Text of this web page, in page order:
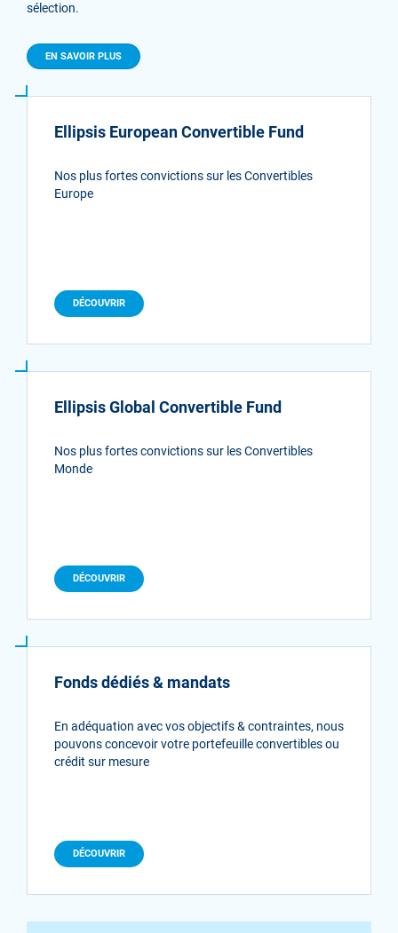
sélection.
EN SAVOIR PLUS
Ellipsis European Convertible Fund
Nos plus fortes convictions sur les Convertibles
Europe
DÉCOUVRIR
Ellipsis Global Convertible Fund
Nos plus fortes convictions sur les Convertibles
Monde
DÉCOUVRIR
Fonds dédiés & mandats
En adéquation avec vos objectifs & contraintes, nous
pouvons concevoir votre portefeuille convertibles ou
crédit sur mesure
DÉCOUVRIR